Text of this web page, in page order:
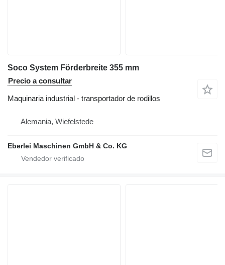
Soco System Förderbreite 355 mm
Precio a consultar
Maquinaria industrial - transportador de rodillos
Alemania, Wiefelstede
Eberlei Maschinen GmbH & Co. KG